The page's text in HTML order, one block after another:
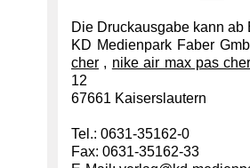
Die Druckausgabe kann
KD Medienpark Faber
cher , nike air max pas
12
67661 Kaiserslautern
Tel.: 0631-35162-0
Fax: 0631-35162-33